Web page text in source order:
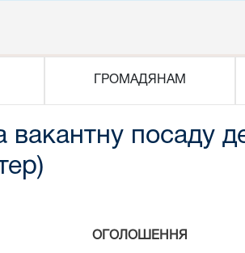
ГРОМАДЯНАМ
посаду
ОГОЛОШЕННЯ